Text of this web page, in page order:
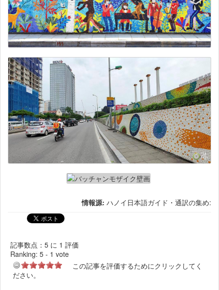
情報源: ハノイ日本語ガイド・通訳の集め:
記事数点：5 に 1 評価
Ranking: 5 - 1 vote
この記事を評価するためにクリックしてく
ださい。